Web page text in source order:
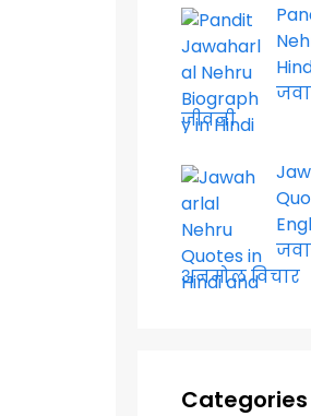
जीवनी
अनमोल विचार
Categories